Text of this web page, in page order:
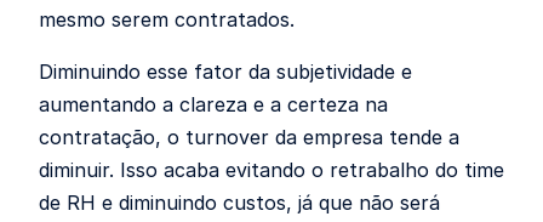
mesmo serem contratados.
Diminuindo esse fator da subjetividade e
aumentando a clareza e a certeza na
contratação, o turnover da empresa tende a
diminuir. Isso acaba evitando o retrabalho do time
de RH e diminuindo custos, já que não será